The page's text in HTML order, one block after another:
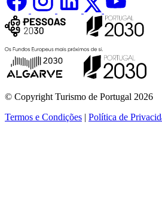
© Copyright Turismo de Portugal 2026
Termos e Condições | Política de